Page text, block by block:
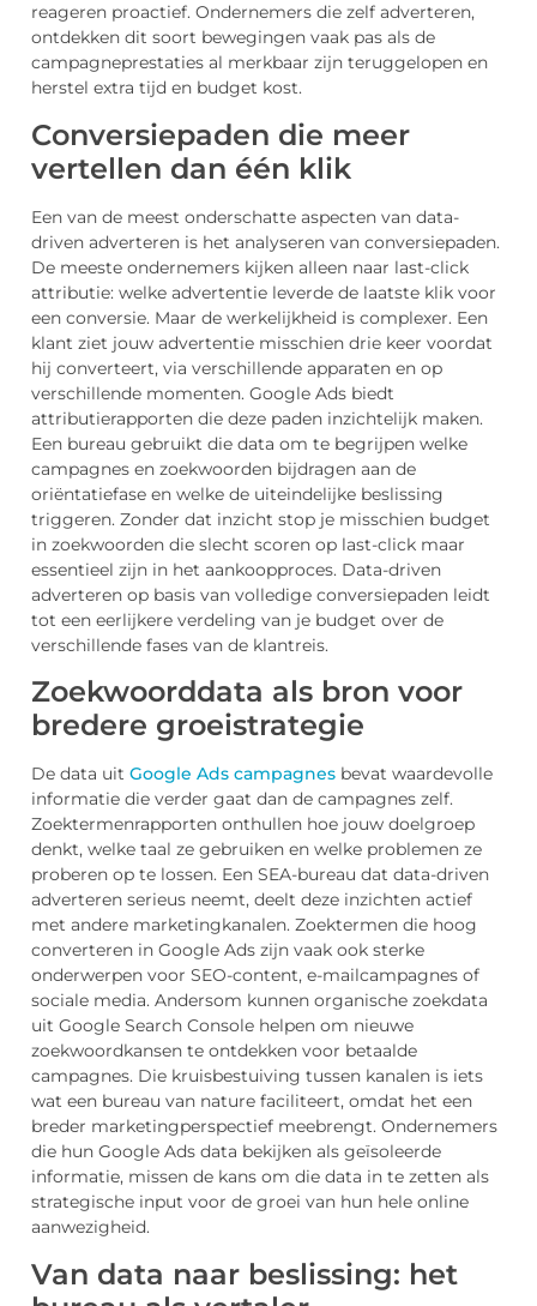
reageren proactief. Ondernemers die zelf adverteren,
ontdekken dit soort bewegingen vaak pas als de
campagneprestaties al merkbaar zijn teruggelopen en
herstel extra tijd en budget kost.
Conversiepaden die meer
vertellen dan één klik
Een van de meest onderschatte aspecten van data-
driven adverteren is het analyseren van conversiepaden.
De meeste ondernemers kijken alleen naar last-click
attributie: welke advertentie leverde de laatste klik voor
een conversie. Maar de werkelijkheid is complexer. Een
klant ziet jouw advertentie misschien drie keer voordat
hij converteert, via verschillende apparaten en op
verschillende momenten. Google Ads biedt
attributierapporten die deze paden inzichtelijk maken.
Een bureau gebruikt die data om te begrijpen welke
campagnes en zoekwoorden bijdragen aan de
oriëntatiefase en welke de uiteindelijke beslissing
triggeren. Zonder dat inzicht stop je misschien budget
in zoekwoorden die slecht scoren op last-click maar
essentieel zijn in het aankoopproces. Data-driven
adverteren op basis van volledige conversiepaden leidt
tot een eerlijkere verdeling van je budget over de
verschillende fases van de klantreis.
Zoekwoorddata als bron voor
bredere groeistrategie
De data uit Google Ads campagnes bevat waardevolle
informatie die verder gaat dan de campagnes zelf.
Zoektermenrapporten onthullen hoe jouw doelgroep
denkt, welke taal ze gebruiken en welke problemen ze
proberen op te lossen. Een SEA-bureau dat data-driven
adverteren serieus neemt, deelt deze inzichten actief
met andere marketingkanalen. Zoektermen die hoog
converteren in Google Ads zijn vaak ook sterke
onderwerpen voor SEO-content, e-mailcampagnes of
sociale media. Andersom kunnen organische zoekdata
uit Google Search Console helpen om nieuwe
zoekwoordkansen te ontdekken voor betaalde
campagnes. Die kruisbestuiving tussen kanalen is iets
wat een bureau van nature faciliteert, omdat het een
breder marketingperspectief meebrengt. Ondernemers
die hun Google Ads data bekijken als geïsoleerde
informatie, missen de kans om die data in te zetten als
strategische input voor de groei van hun hele online
aanwezigheid.
Van data naar beslissing: het